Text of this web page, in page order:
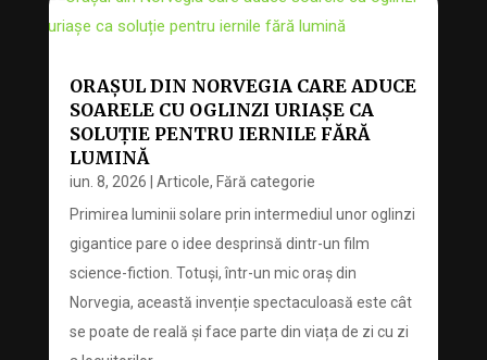
ORAȘUL DIN NORVEGIA CARE ADUCE
SOARELE CU OGLINZI URIAȘE CA
SOLUȚIE PENTRU IERNILE FĂRĂ
LUMINĂ
iun. 8, 2026 Articole, Fără categorie
Primirea luminii solare prin intermediul unor oglinzi
gigantice pare o idee desprinsă dintr-un film
science-fiction. Totuși, într-un mic oraș din
Norvegia, această invenție spectaculoasă este cât
se poate de reală și face parte din viața de zi cu zi